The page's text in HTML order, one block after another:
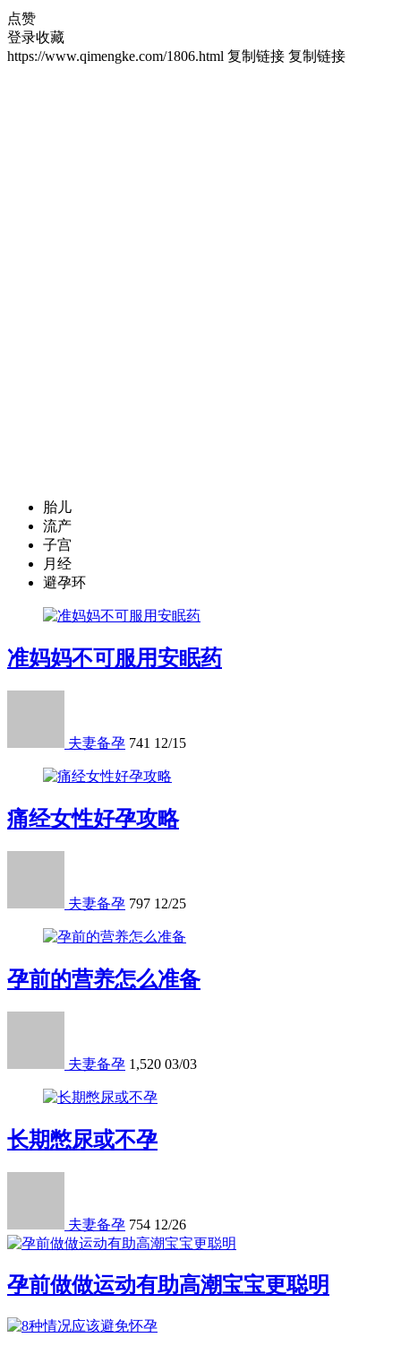
点赞
登录收藏
https://www.qimengke.com/1806.html 复制链接 复制链接
胎儿
流产
子宫
月经
避孕环
准妈妈不可服用安眠药
夫妻备孕 741 12/15
痛经女性好孕攻略
夫妻备孕 797 12/25
孕前的营养怎么准备
夫妻备孕 1,520 03/03
长期憋尿或不孕
夫妻备孕 754 12/26
孕前做做运动有助高潮宝宝更聪明